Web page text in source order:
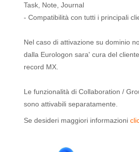
Task, Note, Journal
- Compatibilità con tutti i principali
Nel caso di attivazione su dominio
dalla Eurologon sara' cura del
record MX.
Le funzionalità di Collaboration /
sono attivabili separatamente.
Se desideri maggiori informazioni